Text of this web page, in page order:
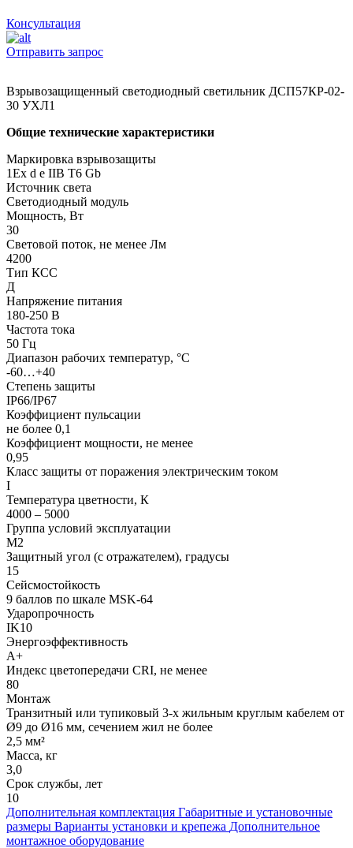
Консультация
Отправить запрос
Взрывозащищенный светодиодный светильник ДСП57КР-02-
30 УХЛ1
Общие технические характеристики
Маркировка взрывозащиты
1Ех d е IIВ T6 Gb
Источник света
Светодиодный модуль
Мощность, Вт
30
Световой поток, не менее Лм
4200
Тип КСС
Д
Напряжение питания
180-250 В
Частота тока
50 Гц
Диапазон рабочих температур, °С
-60…+40
Степень защиты
IP66/IP67
Коэффициент пульсации
не более 0,1
Коэффициент мощности, не менее
0,95
Класс защиты от поражения электрическим током
I
Температура цветности, К
4000 – 5000
Группа условий эксплуатации
М2
Защитный угол (с отражателем), градусы
15
Сейсмостойкость
9 баллов по шкале МSK-64
Ударопрочность
IK10
Энергоэффективность
А+
Индекс цветопередачи CRI, не менее
80
Монтаж
Транзитный или тупиковый 3-х жильным круглым кабелем от
Ø9 до Ø16 мм, сечением жил не более
2,5 мм²
Масса, кг
3,0
Срок службы, лет
10
Дополнительная комплектация Габаритные и установочные
размеры Варианты установки и крепежа Дополнительное
монтажное оборудование